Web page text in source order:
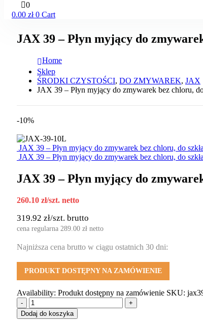
0
0.00 zł 0 Cart
JAX 39 – Płyn myjący do
Home
Sklep
ŚRODKI CZYSTOŚCI, DO ZMYWAREK, JAX
JAX 39 – Płyn myjący do zmywarek bez chloru,
-10%
JAX 39 – Płyn myjący do zmywarek bez chloru, do
JAX 39 – Płyn myjący do zmywarek bez chloru, do
JAX 39 – Płyn myjący do
260.10 zł/szt. netto
319.92 zł/szt. brutto
cena regularna 289.00 zł netto
Najniższa cena brutto w ciągu ostatnich 30 dni:
PRODUKT DOSTĘPNY NA ZAMÓWIENIE
Availability: Produkt dostępny na zamówienie SKU:
-
+
Dodaj do koszyka